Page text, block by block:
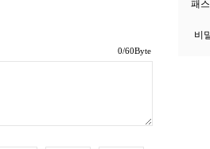
/60Byte
패
비